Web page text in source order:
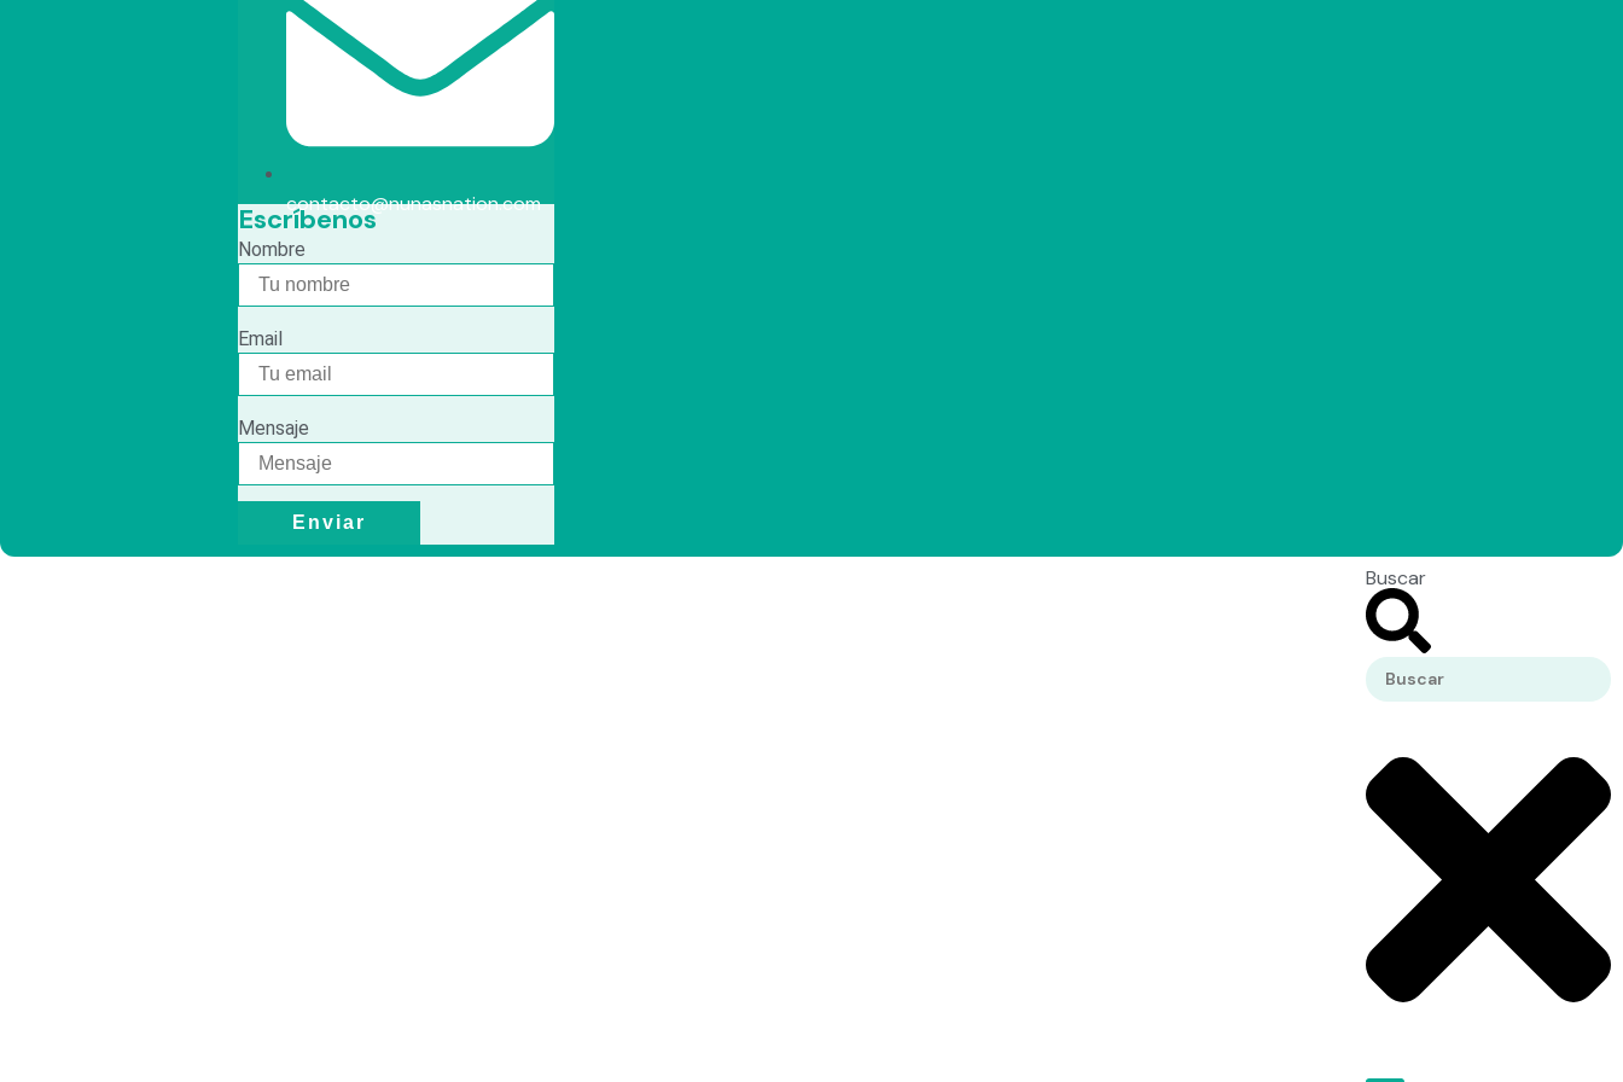
contacto@nunasnation.com
Escríbenos
Nombre
Email
Mensaje
Enviar
Buscar